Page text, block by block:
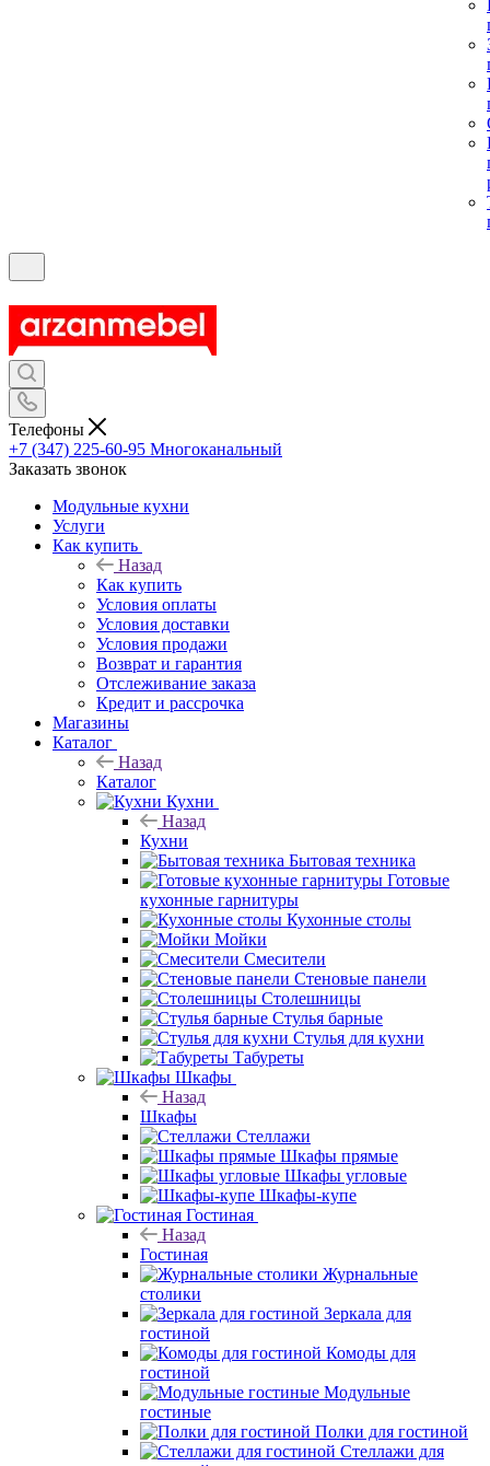
Телефоны
+7 (347) 225-60-95 Многоканальный
Заказать звонок
Модульные кухни
Услуги
Как купить
Назад
Как купить
Условия оплаты
Условия доставки
Условия продажи
Возврат и гарантия
Отслеживание заказа
Кредит и рассрочка
Магазины
Каталог
Назад
Каталог
Кухни
Назад
Кухни
Бытовая техника
Готовые
кухонные гарнитуры
Кухонные столы
Мойки
Смесители
Стеновые панели
Столешницы
Стулья барные
Стулья для кухни
Табуреты
Шкафы
Назад
Шкафы
Стеллажи
Шкафы прямые
Шкафы угловые
Шкафы-купе
Гостиная
Назад
Гостиная
Журнальные
столики
Зеркала для
гостиной
Комоды для
гостиной
Модульные
гостиные
Полки для гостиной
Стеллажи для